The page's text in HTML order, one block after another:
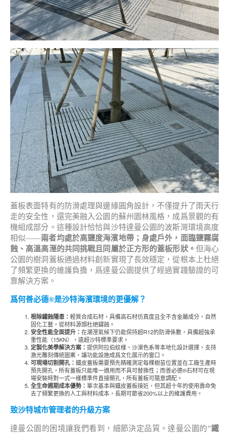
蓋板表面特有的防滑處理與邊緣圓角設計，不僅提升了雨天行
走的安全性，還完美融入公園的蘇州園林風格，成爲景觀的有
機組成部分。這種設計恰恰與沙特達曼公園的波斯灣環境高度
相似——兩者均處於高鹽度海濱地帶；身處戶外，面臨鹽霧腐
蝕、高溫高溼的共同挑戰且同屬於正方形的蓋板形狀。 但海心
公園的樹洞蓋板通過材料創新實現了長效穩定，從根本上杜絕
了頻繁更換的維護負擔，爲達曼公園提供了經過實踐驗證的可
靠解決方案。
爲何善必德®是沙特海濱環境的更優解？
根除鏽蝕隱患： 輕質合成石材，具備高石材仿真度且全不含金屬成分，自然
固化工藝，從材料源頭杜絕鏽蝕。
安全性能全面提升： 在潮溼氣候下仍能保持超R12的防滑係數，具備超強承
重性能（15KN），遠超沙特標準要求。
定製化美學解決方案： 提供阿拉伯紋樣、沙漠色系等本地化設計選擇，支持
激光雕刻傳統圖案，讓功能設施成爲文化展示的窗口。
可現場切割開孔： 鐵皮蓋板需要預先精確測定每棵樹苗位置並在工廠生產時
預先開孔，所有蓋板只能唯一適用而不具可替換性；而善必德®石材可在現
場安裝時對一式一樣標準件直接開孔，所有蓋板可隨意調配。
全生命週期成本優勢： 單次基本與鐵皮蓋板接近，但其超十年的使用壽命免
去了頻繁更換的人工與材料成本，長期可節省200%以上的維護費用。
致沙特城市管理者的升級方案
達曼公園的困境讓我們看到，細節決定品質。達曼公園的”鐵